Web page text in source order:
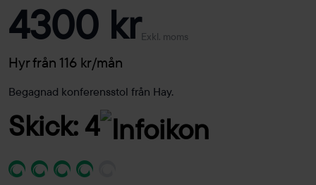
4300 krExkl. moms
Hyr från 116 kr/mån
Begagnad konferensstol från Hay.
Skick: 4